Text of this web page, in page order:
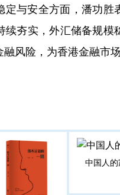
与安全方面，潘功胜
续夯实，外汇储备规
风险，为香港金融市
中国人